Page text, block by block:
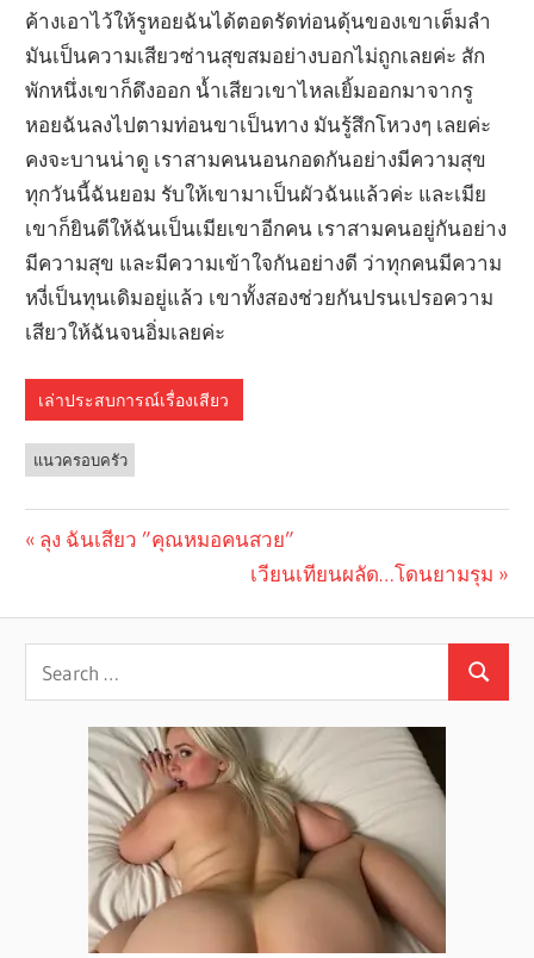
ค้างเอาไว้ให้รูหอยฉันได้ตอดรัดท่อนดุ้นของเขาเต็มลำ
มันเป็นความเสียวซ่านสุขสมอย่างบอกไม่ถูกเลยค่ะ สัก
พักหนึ่งเขาก็ดึงออก น้ำเสียวเขาไหลเยิ้มออกมาจากรู
หอยฉันลงไปตามท่อนขาเป็นทาง มันรู้สึกโหวงๆ เลยค่ะ
คงจะบานน่าดู เราสามคนนอนกอดกันอย่างมีความสุข
ทุกวันนี้ฉันยอม รับให้เขามาเป็นผัวฉันแล้วค่ะ และเมีย
เขาก็ยินดีให้ฉันเป็นเมียเขาอีกคน เราสามคนอยู่กันอย่าง
มีความสุข และมีความเข้าใจกันอย่างดี ว่าทุกคนมีความ
หงี่เป็นทุนเดิมอยู่แล้ว เขาทั้งสองช่วยกันปรนเปรอความ
เสียวให้ฉันจนอิ่มเลยค่ะ
เล่าประสบการณ์เรื่องเสียว
แนวครอบครัว
navigation
Previous
ลุง ฉันเสียว ”คุณหมอคนสวย”
Next
เวียนเทียนผลัด…โดนยามรุม